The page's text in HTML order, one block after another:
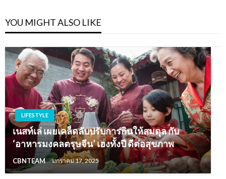
YOU MIGHT ALSO LIKE
LIFESTYLE
เนสท์เล่ เผยเคล็ดลับปรับการกินให้สมดุล กับ
‘อาหารมงคลตรุษจีน’ เฮงทั้งปี ดีต่อสุขภาพ
CBNTEAM มกราคม 17, 2025